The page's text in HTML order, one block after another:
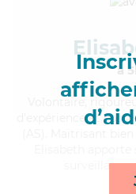
à
,
d'expérience et